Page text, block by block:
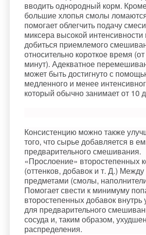
вводить однородный корм.
большие хлопья смолы
помогает облегчить подачу
миксера высокой
добиться приемлемого
относительно короткое время
минут). Адекватное
может быть достигнуто с
медленного и менее
который обычно занимает от 10
Консистенцию можно также
того, что сырье добавляется в
предварительного смешивания.
«Прослоение» второстепенных
(оттенков, добавок и т. Д.)
предметами (смолы,
Помогает свести к минимуму
второстепенных добавок внутрь
для предварительного
сосуда и, таким образом,
распределения.